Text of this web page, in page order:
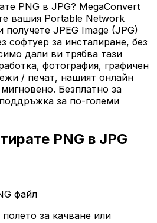
PNG в JPG? MegaConvert
вашия Portable Network
получете JPEG Image (JPG)
софтуер за инсталиране, без
дали ви трябва тази
фотография, графичен
/ печат, нашият онлайн
Безплатно за
за по-големи
PNG в JPG
файл
за качване или